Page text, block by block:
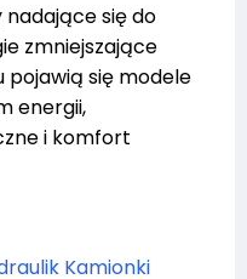
nadające się do
zmniejszające
pojawią się modele
energii,
i komfort
Kamionki